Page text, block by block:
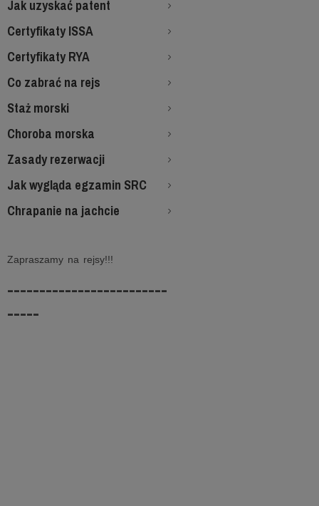
Jak uzyskać patent
Certyfikaty ISSA
Certyfikaty RYA
Co zabrać na rejs
Staż morski
Choroba morska
Zasady rezerwacji
Jak wygląda egzamin SRC
Chrapanie na jachcie
Zapraszamy na rejsy!!!
-------------------------
-----